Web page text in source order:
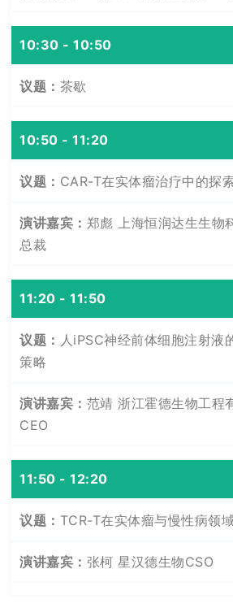
10:30 - 10:50
茶歇
10:50 - 11:20
CAR-T在实体瘤治疗中的探
郑彪 上海恒润达生生物
总裁
11:20 - 11:50
人iPSC神经前体细胞注射液
策略
范靖 浙江霍德生物工程
CEO
11:50 - 12:20
TCR-T在实体瘤与慢性病领
张柯 星汉德生物CSO